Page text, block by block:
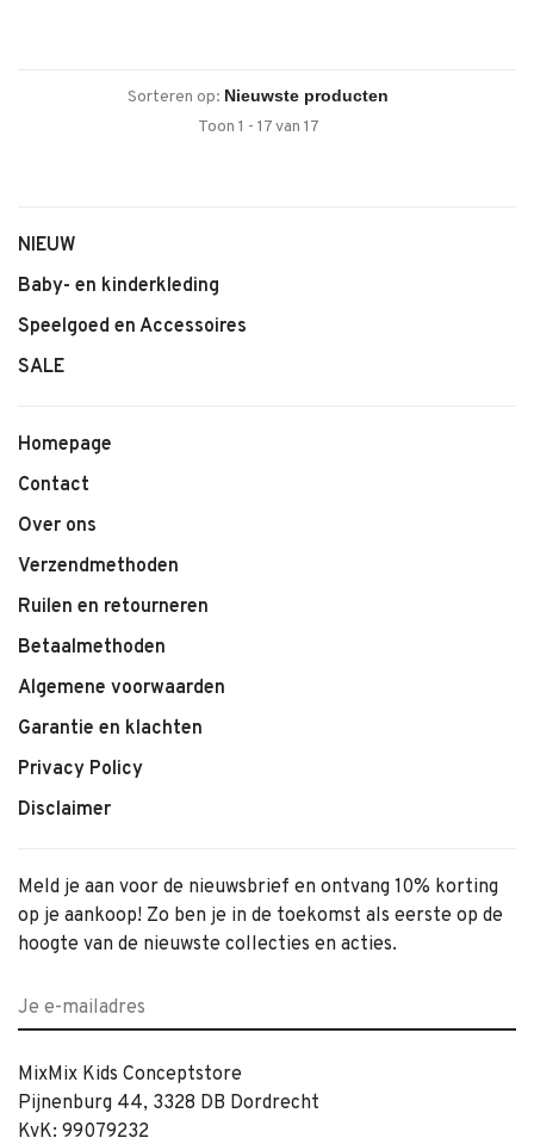
Sorteren op:
Toon 1 - 17 van 17
NIEUW
Baby- en kinderkleding
Speelgoed en Accessoires
SALE
Homepage
Contact
Over ons
Verzendmethoden
Ruilen en retourneren
Betaalmethoden
Algemene voorwaarden
Garantie en klachten
Privacy Policy
Disclaimer
Meld je aan voor de nieuwsbrief en ontvang 10% korting
op je aankoop! Zo ben je in de toekomst als eerste op de
hoogte van de nieuwste collecties en acties.
MixMix Kids Conceptstore
Pijnenburg 44, 3328 DB Dordrecht
KvK: 99079232